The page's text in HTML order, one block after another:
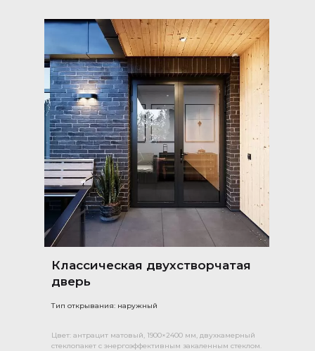
Классическая двухстворчатая
дверь
Тип открывания: наружный
Цвет: антрацит матовый, 1900×2400 мм, двухкамерный
стеклопакет с энергоэффективным закаленным стеклом.